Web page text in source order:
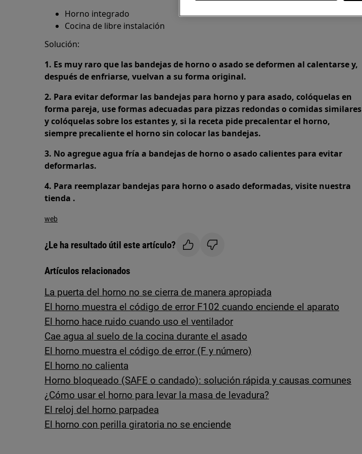
Horno integrado
Cocina de libre instalación
Solución:
1. Es muy raro que las bandejas de horno o asado se deformen al calentarse y,
después de enfriarse, vuelvan a su forma original.
2. Para evitar deformar las bandejas para horno y para asado, colóquelas en
forma pareja, use formas adecuadas para pizzas redondas o comidas similares
y colóquelas sobre los estantes y, si la receta pide precalentar el horno,
siempre precaliente el horno sin colocar las bandejas.
3. No agregue agua fría a bandejas de horno o asado calientes para evitar
deformarlas.
4. Para reemplazar bandejas para horno o asado deformadas, visite nuestra
tienda .
web
¿Le ha resultado útil este artículo?
Artículos relacionados
La puerta del horno no se cierra de manera apropiada
El horno muestra el código de error F102 cuando enciende el aparato
El horno hace ruido cuando uso el ventilador
Cae agua al suelo de la cocina durante el asado
El horno muestra el código de error (F y número)
El horno no calienta
Horno bloqueado (SAFE o candado): solución rápida y causas comunes
¿Cómo usar el horno para levar la masa de levadura?
El reloj del horno parpadea
El horno con perilla giratoria no se enciende